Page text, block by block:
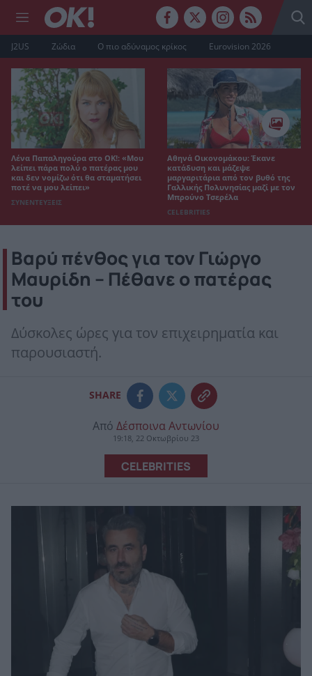
J2US Ζώδια Ο πιο αδύναμος κρίκος Eurovision 2026
Λένα Παπαληγούρα στο ΟΚ!: «Μου
λείπει πάρα πολύ ο πατέρας μου
και δεν νομίζω ότι θα σταματήσει
ποτέ να μου λείπει»
ΣΥΝΕΝΤΕΥΞΕΙΣ
Αθηνά Οικονομάκου: Έκανε
κατάδυση και μάζεψε
μαργαριτάρια από τον βυθό της
Γαλλικής Πολυνησίας μαζί με τον
Μπρούνο Τσερέλα
CELEBRITIES
Βαρύ πένθος για τον Γιώργο
Μαυρίδη – Πέθανε ο πατέρας
του
Δύσκολες ώρες για τον επιχειρηματία και
παρουσιαστή.
SHARE
Από Δέσποινα Αντωνίου
19:18, 22 Οκτωβρίου 23
CELEBRITIES